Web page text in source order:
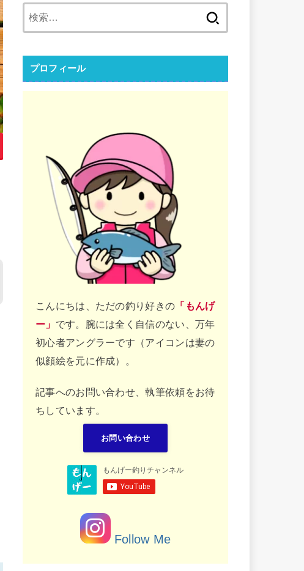
プロフィール
こんにちは、ただの釣り好きの 「もんげ
ー」 です。腕には全く自信のない、万年
初心者アングラーです（アイコンは妻の
似顔絵を元に作成）。
記事へのお問い合わせ、執筆依頼をお待
ちしています。
お問い合わせ
Follow Me